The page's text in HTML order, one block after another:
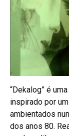
“Dekalog” é
inspirado por
ambientados
dos anos 80.